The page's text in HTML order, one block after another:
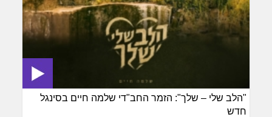
"הלב שלי – שלך": הזמר החב"די שלמה חיים בסינגל
חדש